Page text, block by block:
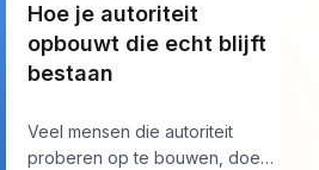
Hoe je autoriteit
opbouwt die echt blijft
bestaan
Veel mensen die autoriteit
proberen op te bouwen, doen